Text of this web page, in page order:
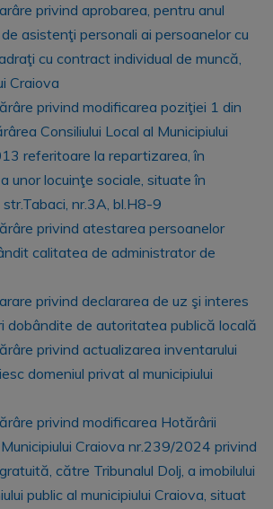
privind aprobarea, pentru anul
asistenţi personali ai persoanelor cu
cu contract individual de muncă,
Craiova
privind modificarea poziţiei 1 din
Consiliului Local al Municipiului
referitoare la repartizarea, în
unor locuinţe sociale, situate în
str.Tabaci, nr.3A, bl.H8-9
privind atestarea persoanelor
calitatea de administrator de
privind declararea de uz şi interes
dobândite de autoritatea publică locală
privind actualizarea inventarului
domeniul privat al municipiului
privind modificarea Hotărârii
Craiova nr.239/2024 privind
către Tribunalul Dolj, a imobilului
public al municipiului Craiova, situat